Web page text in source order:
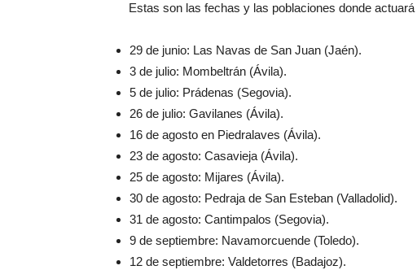
Estas son las fechas y las poblaciones donde actuará
29 de junio: Las Navas de San Juan (Jaén).
3 de julio: Mombeltrán (Ávila).
5 de julio: Prádenas (Segovia).
26 de julio: Gavilanes (Ávila).
16 de agosto en Piedralaves (Ávila).
23 de agosto: Casavieja (Ávila).
25 de agosto: Mijares (Ávila).
30 de agosto: Pedraja de San Esteban (Valladolid).
31 de agosto: Cantimpalos (Segovia).
9 de septiembre: Navamorcuende (Toledo).
12 de septiembre: Valdetorres (Badajoz).